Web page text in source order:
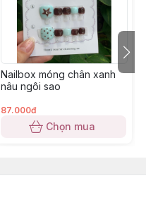
Nailbox móng chân xanh
nâu ngôi sao
87.000đ
Chọn mua